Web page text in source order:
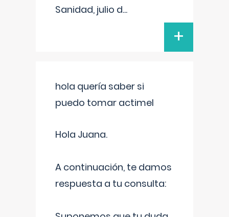
Sanidad, julio d...
+
hola quería saber si
puedo tomar actimel
Hola Juana.
A continuación, te damos
respuesta a tu consulta: